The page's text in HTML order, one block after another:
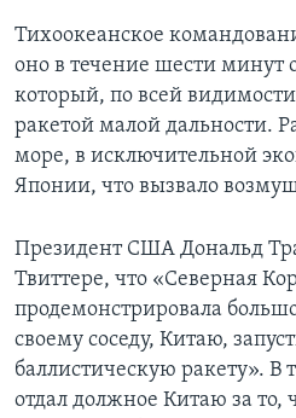
Тихоокеанское
оно в течение шести минут
который, по всей
ракетой малой дальности.
море, в исключительной
Японии, что вызвало
Президент США Дональд
Твиттере, что «Северная
продемонстрировала
своему соседу, Китаю,
баллистическую ракету». В
отдал должное Китаю за то,